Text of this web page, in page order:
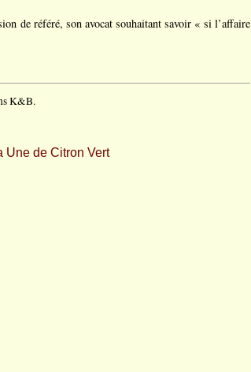
de référé, son avocat souhaitant savoir « si l’affaire
K&B.
Une de Citron Vert